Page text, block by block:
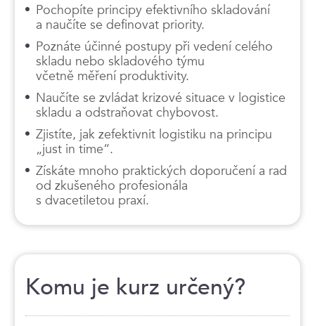
Pochopíte principy efektivního skladování
a naučíte se definovat priority.
Poznáte účinné postupy při vedení celého
skladu nebo skladového týmu
včetně měření produktivity.
Naučíte se zvládat krizové situace v logistice
skladu a odstraňovat chybovost.
Zjistíte, jak zefektivnit logistiku na principu
„just in time“.
Získáte mnoho praktických doporučení a rad
od zkušeného profesionála
s dvacetiletou praxí.
Komu je kurz určený?